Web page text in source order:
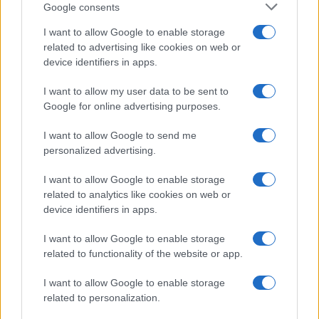
Google consents
I want to allow Google to enable storage
related to advertising like cookies on web or
device identifiers in apps.
I want to allow my user data to be sent to
Google for online advertising purposes.
I want to allow Google to send me
personalized advertising.
I want to allow Google to enable storage
related to analytics like cookies on web or
device identifiers in apps.
I want to allow Google to enable storage
related to functionality of the website or app.
I want to allow Google to enable storage
related to personalization.
campagna elettorale e c’è un voto”.
opposizioni, però, almeno per ora non
sembrano intenzionate a concedere aperture. I
capigruppo del centrodestra a Montecitorio
“contatteranno” già “nelle prossime ore” i colleghi
di centrosinistra per “avviare un tavolo di
confronto”, ma il clima è tutt’altro che disteso. Pd,
formali, mentre in commissione alla Camera sono
già partite le audizioni degli esperti. A complicare
costituzionalisti, tra cui Enzo Cheli, Ugo De Siervo,
Roberto Zaccaria, Enrico Grosso e Andrea
Pugiotto, che hanno espresso “forte
preoccupazione” sulla riforma, ritenendo che